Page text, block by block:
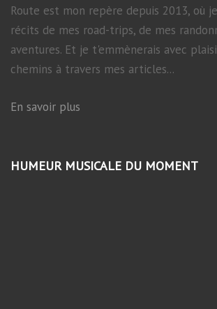
Route est mon repère depuis 2013, où
récits de mes road-trips, de mes
aventures. Et je t'emmènerais avec
chemins à travers mes articles...
En savoir plus
HUMEUR MUSICALE DU MOMENT